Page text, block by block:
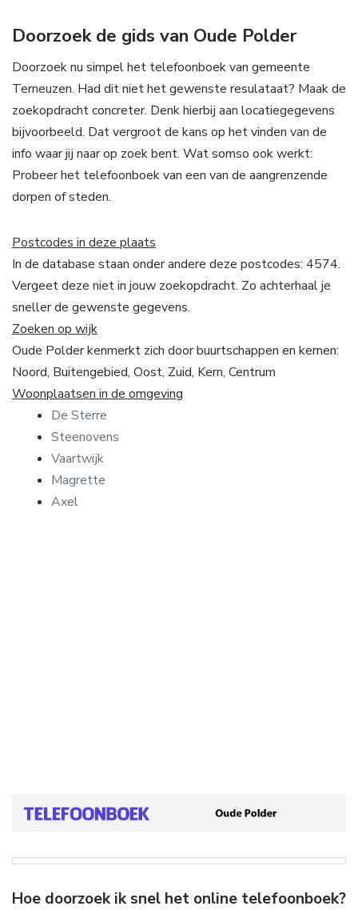
Doorzoek de gids van Oude Polder
Doorzoek nu simpel het telefoonboek van gemeente
Terneuzen. Had dit niet het gewenste resulataat? Maak de
zoekopdracht concreter. Denk hierbij aan locatiegegevens
bijvoorbeeld. Dat vergroot de kans op het vinden van de
info waar jij naar op zoek bent. Wat somso ook werkt:
Probeer het telefoonboek van een van de aangrenzende
dorpen of steden.
Postcodes in deze plaats
In de database staan onder andere deze postcodes: 4574.
Vergeet deze niet in jouw zoekopdracht. Zo achterhaal je
sneller de gewenste gegevens.
Zoeken op wijk
Oude Polder kenmerkt zich door buurtschappen en kernen:
Noord, Buitengebied, Oost, Zuid, Kern, Centrum
Woonplaatsen in de omgeving
De Sterre
Steenovens
Vaartwijk
Magrette
Axel
Hoe doorzoek ik snel het online telefoonboek?